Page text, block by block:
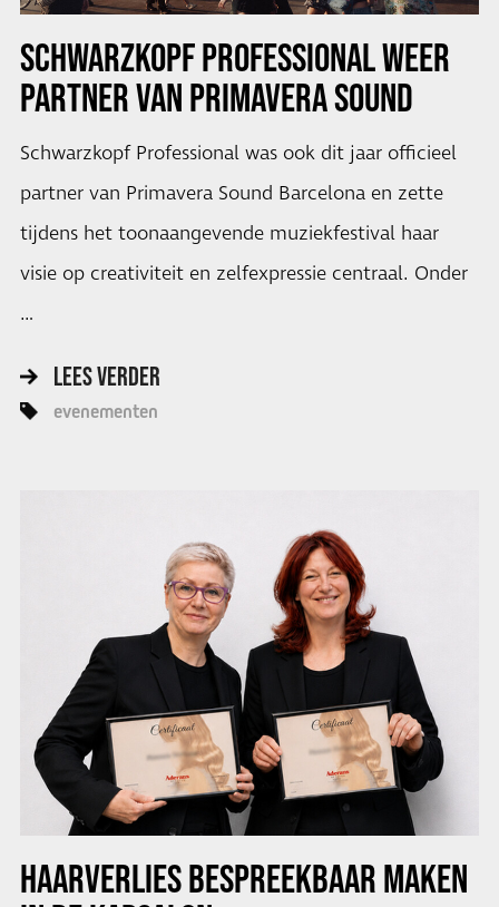
SCHWARZKOPF PROFESSIONAL WEER
PARTNER VAN PRIMAVERA SOUND
Schwarzkopf Professional was ook dit jaar officieel
partner van Primavera Sound Barcelona en zette
tijdens het toonaangevende muziekfestival haar
visie op creativiteit en zelfexpressie centraal. Onder
…
LEES VERDER
evenementen
HAARVERLIES BESPREEKBAAR MAKEN